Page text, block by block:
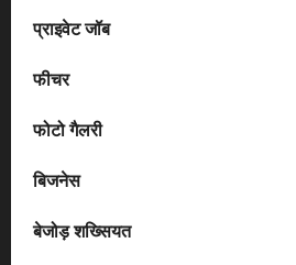
प्राइवेट जॉब
फीचर
फोटो गैलरी
बिजनेस
बेजोड़ शख्सियत